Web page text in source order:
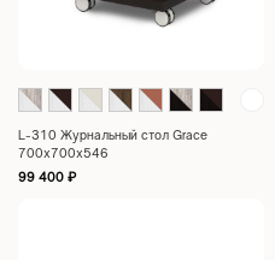
L-310 Журнальный стол Grace
700x700x546
99 400 ₽